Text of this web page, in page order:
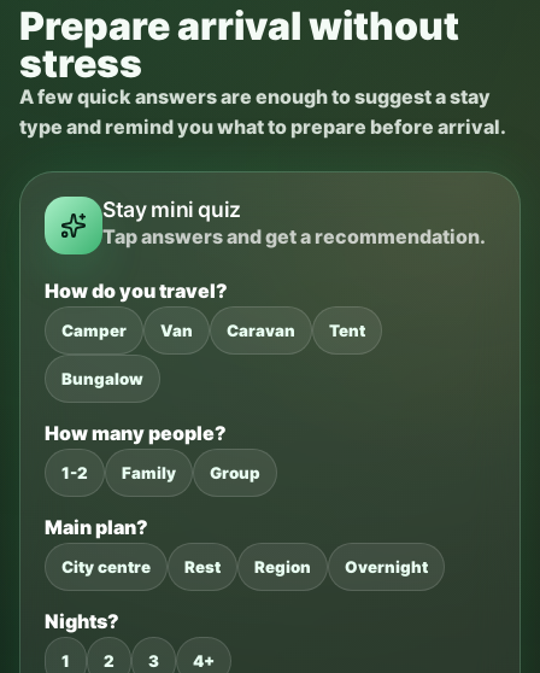
Prepare arrival without
stress
A few quick answers are enough to suggest a stay
type and remind you what to prepare before arrival.
Stay mini quiz
Tap answers and get a recommendation.
How do you travel?
Camper Van Caravan Tent
Bungalow
How many people?
1-2 Family Group
Main plan?
City centre Rest Region Overnight
Nights?
1 2 3 4+